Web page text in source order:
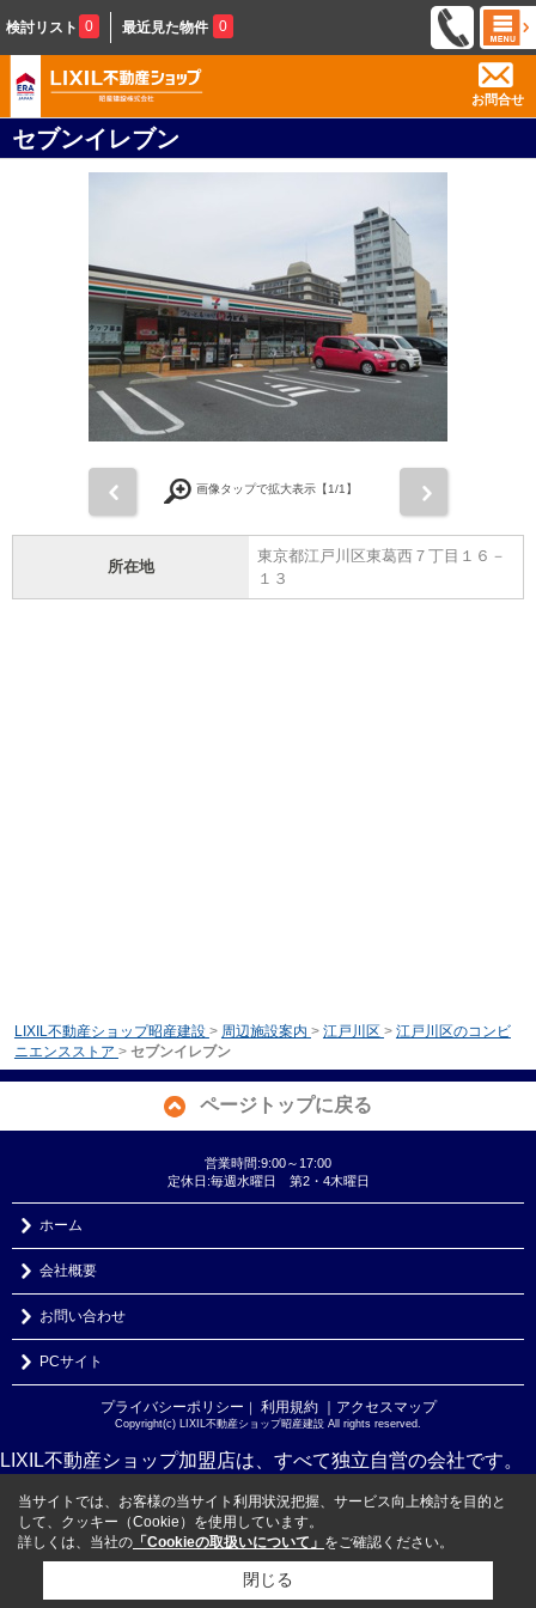
検討リスト 0 最近見た物件 0
お問合せ
セブンイレブン
画像タップで拡大表示【1/1】
所在地
東京都江戸川区東葛西７丁目１６－
１３
LIXIL不動産ショップ昭産建設 > 周辺施設案内 > 江戸川区 > 江戸川区のコンビ
ニエンスストア > セブンイレブン
ページトップに戻る
営業時間:9:00～17:00
定休日:毎週水曜日 第2・4木曜日
ホーム
会社概要
お問い合わせ
PCサイト
プライバシーポリシー ｜ 利用規約 ｜アクセスマップ
Copyright(c) LIXIL不動産ショップ昭産建設 All rights reserved.
LIXIL不動産ショップ加盟店は、すべて独立自営の会社です。
当サイトでは、お客様の当サイト利用状況把握、サービス向上検討を目的と
して、クッキー（Cookie）を使用しています。
詳しくは、当社の 「Cookieの取扱いについて」 をご確認ください。
閉じる